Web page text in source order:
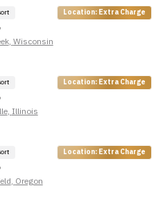
อให้การทำงานเสร็จสิ้นอย่างมี
ารถยกของหนักได้
ถสื่อสารกับลูกค้าได้
Location: Extra Charge
,Wisconsin
Location: Extra Charge
,Illinois
Location: Extra Charge
,Oregon